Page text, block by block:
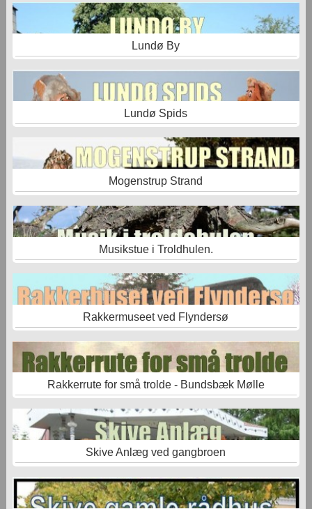
Lundø By
Lundø Spids
Mogenstrup Strand
Musikstue i Troldhulen.
Rakkermuseet ved Flyndersø
Rakkerrute for små trolde - Bundsbæk Mølle
Skive Anlæg ved gangbroen